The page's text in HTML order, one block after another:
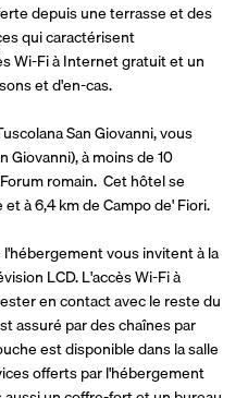
depuis une terrasse et des
qui caractérisent
Wi-Fi à Internet gratuit et un
et d'en-cas.
San Giovanni, vous
Giovanni), à moins de 10
romain.  Cet hôtel se
à 6,4 km de Campo de' Fiori.
vous invitent à la
LCD. L'accès Wi-Fi à
en contact avec le reste du
assuré par des chaînes par
est disponible dans la salle
offerts par l'hébergement